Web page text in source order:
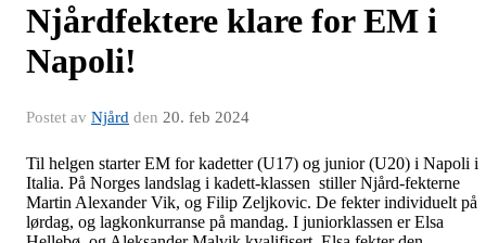
Njårdfektere klare for EM i
Napoli!
Postet av Njård den 20. feb 2024
Til helgen starter EM for kadetter (U17) og junior (U20) i Napoli i
Italia. På Norges landslag i kadett-klassen stiller Njård-fekterne
Martin Alexander Vik, og Filip Zeljkovic. De fekter individuelt på
lørdag, og lagkonkurranse på mandag. I juniorklassen er Elsa